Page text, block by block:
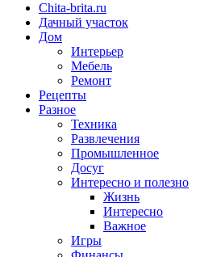
Chita-brita.ru
Дачный участок
Дом
Интерьер
Мебель
Ремонт
Рецепты
Разное
Техника
Развлечения
Промышленное
Досуг
Интересно и полезно
Жизнь
Интересно
Важное
Игры